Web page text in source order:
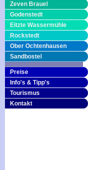
Zeven Brauel
Godenstedt
Eitzte Wassermühle
Rockstedt
Ober Ochtenhausen
Sandbostel
Preise
Info's & Tipp's
Tourismus
Kontakt